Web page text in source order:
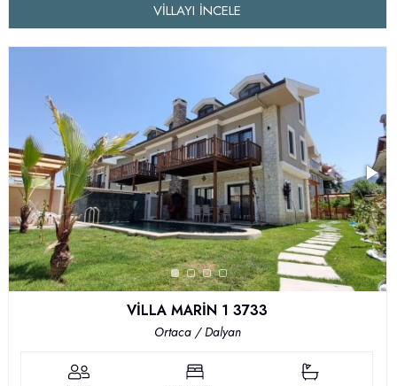
VILLAYI İNCELE
VİLLA MARİN 1 3733
Ortaca / Dalyan